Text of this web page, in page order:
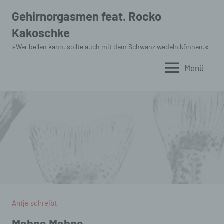
Inhalt
springen
Gehirnorgasmen feat. Rocko
Kakoschke
»Wer bellen kann, sollte auch mit dem Schwanz wedeln können.«
Menü
Antje schreibt